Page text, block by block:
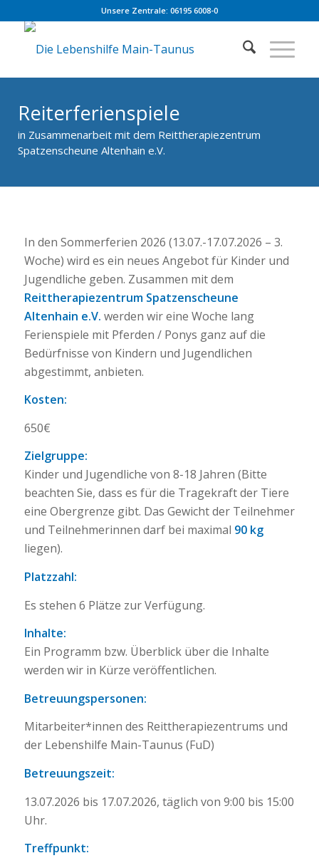
Unsere Zentrale: 06195 6008-0
Reiterferienspiele
in Zusammenarbeit mit dem Reittherapiezentrum
Spatzenscheune Altenhain e.V.
In den Sommerferien 2026 (13.07.-17.07.2026 – 3.
Woche) wird es ein neues Angebot für Kinder und
Jugendliche geben. Zusammen mit dem
Reittherapiezentrum Spatzenscheune
Altenhain e.V. werden wir eine Woche lang
Ferienspiele mit Pferden / Ponys ganz auf die
Bedürfnisse von Kindern und Jugendlichen
abgestimmt, anbieten.
Kosten:
650€
Zielgruppe:
Kinder und Jugendliche von 8-18 Jahren (Bitte
beachten Sie, dass es für die Tragekraft der Tiere
eine Obergrenze gibt. Das Gewicht der Teilnehmer
und Teilnehmerinnen darf bei maximal 90 kg
liegen).
Platzzahl:
Es stehen 6 Plätze zur Verfügung.
Inhalte:
Ein Programm bzw. Überblick über die Inhalte
werden wir in Kürze veröffentlichen.
Betreuungspersonen:
Mitarbeiter*innen des Reittherapiezentrums und
der Lebenshilfe Main-Taunus (FuD)
Betreuungszeit:
13.07.2026 bis 17.07.2026, täglich von 9:00 bis 15:00
Uhr.
Treffpunkt: